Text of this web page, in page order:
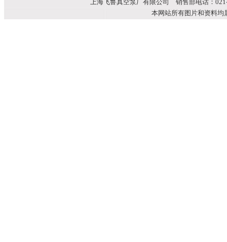
上海飞鲁真空泵厂有限公司 销售部电话：
本网站所有图片和资料均